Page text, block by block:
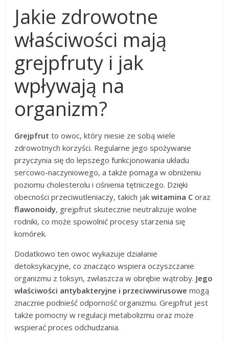
Jakie zdrowotne
właściwości mają
grejpfruty i jak
wpływają na
organizm?
Grejpfrut to owoc, który niesie ze sobą wiele
zdrowotnych korzyści. Regularne jego spożywanie
przyczynia się do lepszego funkcjonowania układu
sercowo-naczyniowego, a także pomaga w obniżeniu
poziomu cholesterolu i ciśnienia tętniczego. Dzięki
obecności przeciwutleniaczy, takich jakwitamina C oraz
flawonoidy, grejpfrut skutecznie neutralizuje wolne
rodniki, co może spowolnić procesy starzenia się
komórek.
Dodatkowo ten owoc wykazuje działanie
detoksykacyjne, co znacząco wspiera oczyszczanie
organizmu z toksyn, zwłaszcza w obrębie wątroby. Jego
właściwości antybakteryjne i przeciwwirusowe mogą
znacznie podnieść odporność organizmu. Grejpfrut jest
także pomocny w regulacji metabolizmu oraz może
wspierać proces odchudzania.